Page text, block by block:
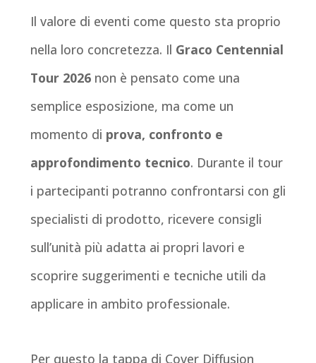
Il valore di eventi come questo sta proprio
nella loro concretezza. Il Graco Centennial
Tour 2026non è pensato come una
semplice esposizione, ma come un
momento di prova, confronto e
approfondimento tecnico. Durante il tour
i partecipanti potranno confrontarsi con gli
specialisti di prodotto, ricevere consigli
sull’unità più adatta ai propri lavori e
scoprire suggerimenti e tecniche utili da
applicare in ambito professionale.
Per questo la tappa di Cover Diffusion